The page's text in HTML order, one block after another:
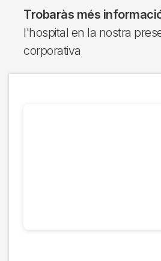
Trobaràs més
l'hospital en la nostra
corporativa